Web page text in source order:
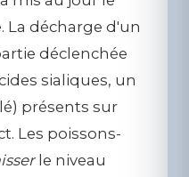
La décharge d'un
déclenchée
sialiques, un
présents sur
Les poissons-
le niveau